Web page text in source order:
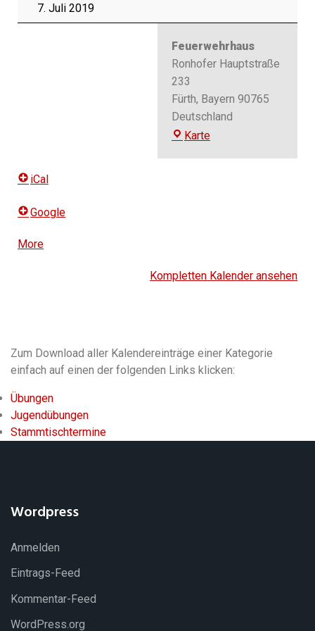
7. Juli 2019
Feuerwehrhaus
Ronhofer Hauptstraße
233
Fürth, Bayern 90765
Deutschland
Karte
iCal
Google
More
Kompletten Kalender ansehen
Zum Download aller Kalendereinträge einer Kategorie
einfach auf einen der folgenden Links klicken:
Übungen
Jugendübungen
Stammtischtermine
Wordpress
Anmelden
Eintrags-Feed
Kommentar-Feed
WordPress.org